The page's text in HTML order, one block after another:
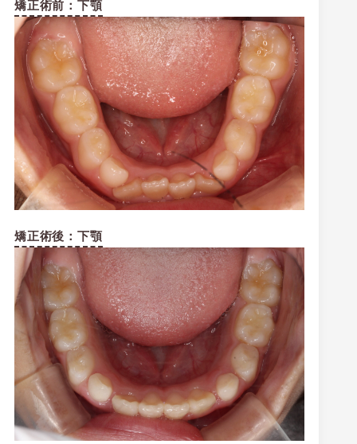
矯正術前：下顎
矯正術後：下顎